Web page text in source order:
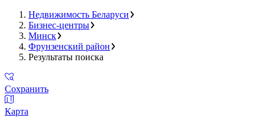
Недвижимость Беларуси
Бизнес-центры
Минск
Фрунзенский район
Результаты поиска
Сохранить
Карта